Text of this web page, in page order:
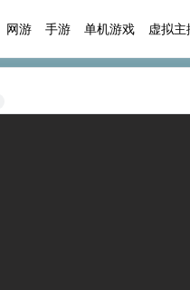
网游 手游 单机游戏 虚拟主